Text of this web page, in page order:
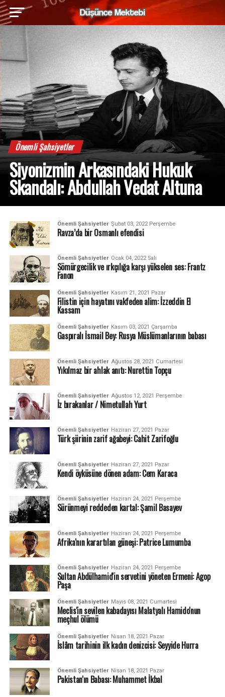
Önemli Şahsiyetler
Siyonizmin Arkasındaki Hukuk
Skandalı: Abdullah Vedat Altuna
Önemli Şahsiyetler Şubat 03, 2022 Perşembe
Ravza’da bir Osmanlı efendisi
Önemli Şahsiyetler Ocak 04, 2022 Salı
Sömürgecilik ve ırkçılığa karşı yükselen ses: Frantz
Fanon
Önemli Şahsiyetler Kasım 21, 2021 Pazar
Filistin için hayatını vakfeden alim: İzzeddin El
Kassam
Önemli Şahsiyetler Kasım 03, 2021 Çarşamba
Gaspıralı İsmail Bey: Rusya Müslümanlarının babası
Önemli Şahsiyetler Ağustos 28, 2021 Cumartesi
Yıkılmaz bir ahlak anıtı: Nurettin Topçu
Önemli Şahsiyetler Ağustos 12, 2021 Perşembe
İz bırakanlar / Nimetullah Yurt
Önemli Şahsiyetler Haziran 27, 2021 Pazar
Türk şiirinin zarif ağabeyi: Cahit Zarifoğlu
Önemli Şahsiyetler Haziran 27, 2021 Pazar
Kendi öyküsüne dönen adam: Cem Karaca
Önemli Şahsiyetler Haziran 24, 2021 Perşembe
Sürünmeyi reddeden kartal: Şamil Basayev
Önemli Şahsiyetler Haziran 24, 2021 Perşembe
Afrika'nın karartılan güneşi: Patrice Lumumba
Önemli Şahsiyetler Haziran 24, 2021 Perşembe
Sultan Abdülhamid'in servetini yöneten Ermeni: Agop
Paşa
Önemli Şahsiyetler Mayıs 08, 2021 Cumartesi
Meclis'in sevilen kabadayısı Malatyalı Hamido'nun
meçhul ölümü
Önemli Şahsiyetler Nisan 18, 2021 Pazar
İslâm tarihinin ilk kadın denizcisi: Seyyide Hurra
Önemli Şahsiyetler Nisan 18, 2021 Pazar
Pakistan'ın Babası: Muhammet İkbal